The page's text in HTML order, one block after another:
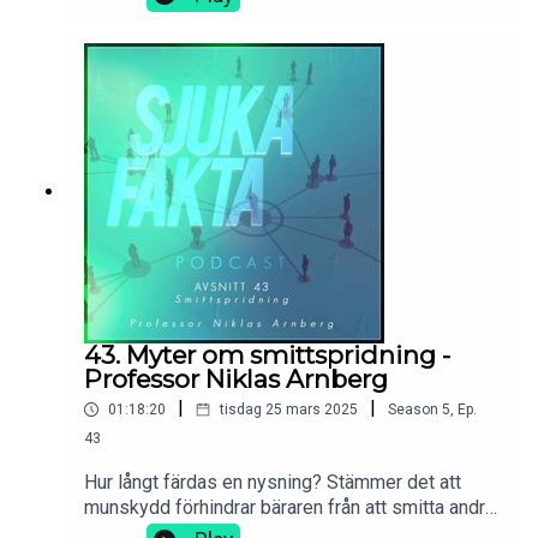
attraheras av olika män i olika delar av
menscykeln? Docent Helena Kopp Kallner är en
av Europas mest meriterade gynekologer och
syns ofta i TV-rutan för att utbilda kring
kvinnokroppen och hormoner - själva stommen till
det vi känner som menscykeln. I detta avsnitt
hjälper hon oss igenom en skoldag som inte
riktigt blir som någon hade tänkt..
43. Myter om smittspridning -
Professor Niklas Arnberg
01:18:20 | tisdag 25 mars 2025 | Season 5, Ep.
43
Hur långt färdas en nysning? Stämmer det att
munskydd förhindrar bäraren från att smitta andra
snarare än tvärtom? Och hur mycket hjälper det